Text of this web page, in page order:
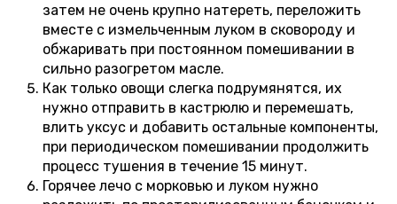
затем не очень крупно натереть, переложить
вместе с измельченным луком в сковороду и
обжаривать при постоянном помешивании в
сильно разогретом масле.
Как только овощи слегка подрумянятся, их
нужно отправить в кастрюлю и перемешать,
влить уксус и добавить остальные компоненты,
при периодическом помешивании продолжить
процесс тушения в течение 15 минут.
Горячее лечо с морковью и луком нужно